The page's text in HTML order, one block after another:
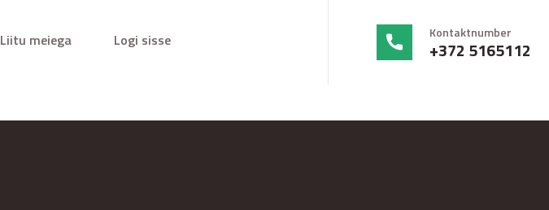
Liitu meiega Logi sisse Kontaktnumber
+372 5165112